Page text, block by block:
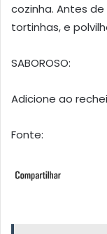
cozinha. Antes
tortinhas, e
SABOROSO:
Adicione ao
Fonte: